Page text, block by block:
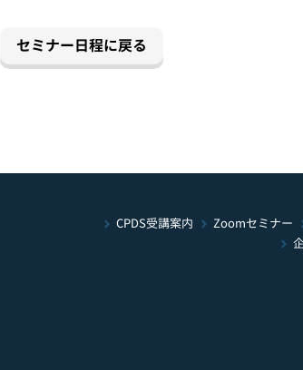
セミナー日程に戻る
CPDS受講案内 Zoomセミナー